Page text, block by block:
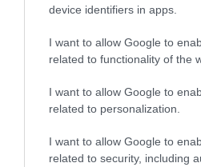
device identifiers in apps.
I want to allow Google to
related to functionality of the
I want to allow Google to
related to personalization.
I want to allow Google to
related to security, including